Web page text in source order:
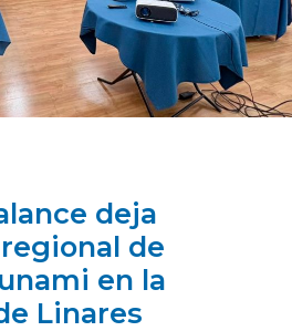
deja
de
en la
Linares